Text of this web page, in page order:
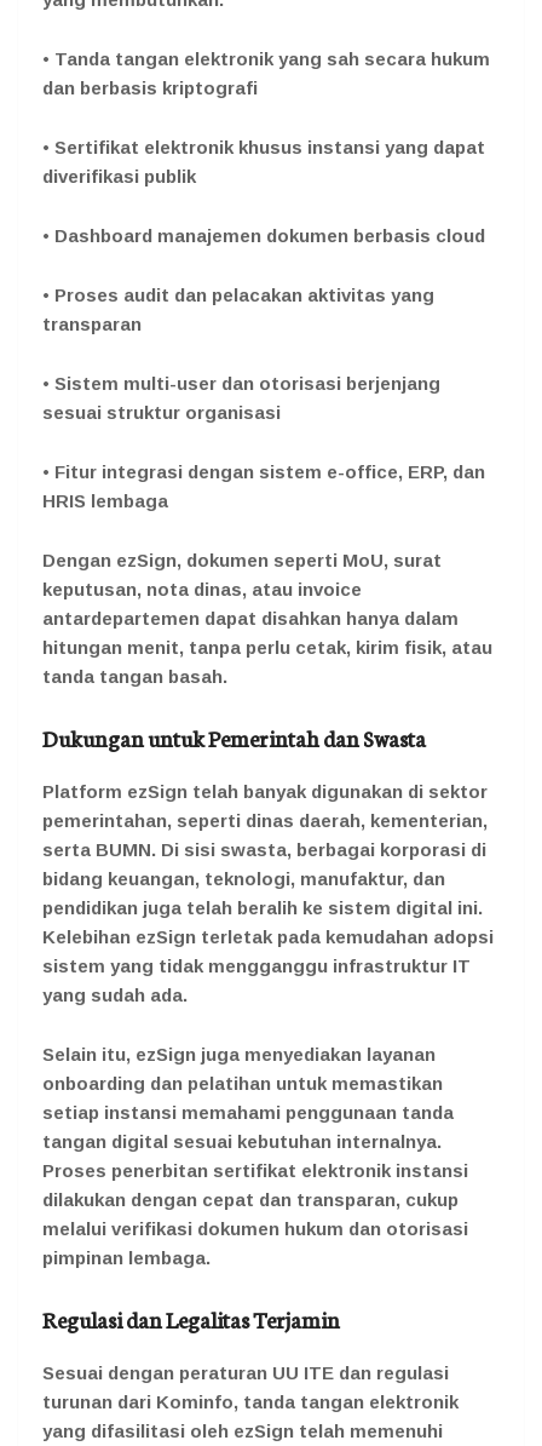
• Tanda tangan elektronik yang sah secara hukum
dan berbasis kriptografi
• Sertifikat elektronik khusus instansi yang dapat
diverifikasi publik
• Dashboard manajemen dokumen berbasis cloud
• Proses audit dan pelacakan aktivitas yang
transparan
• Sistem multi-user dan otorisasi berjenjang
sesuai struktur organisasi
• Fitur integrasi dengan sistem e-office, ERP, dan
HRIS lembaga
Dengan ezSign, dokumen seperti MoU, surat
keputusan, nota dinas, atau invoice
antardepartemen dapat disahkan hanya dalam
hitungan menit, tanpa perlu cetak, kirim fisik, atau
tanda tangan basah.
Dukungan untuk Pemerintah dan Swasta
Platform ezSign telah banyak digunakan di sektor
pemerintahan, seperti dinas daerah, kementerian,
serta BUMN. Di sisi swasta, berbagai korporasi di
bidang keuangan, teknologi, manufaktur, dan
pendidikan juga telah beralih ke sistem digital ini.
Kelebihan ezSign terletak pada kemudahan adopsi
sistem yang tidak mengganggu infrastruktur IT
yang sudah ada.
Selain itu, ezSign juga menyediakan layanan
onboarding dan pelatihan untuk memastikan
setiap instansi memahami penggunaan tanda
tangan digital sesuai kebutuhan internalnya.
Proses penerbitan sertifikat elektronik instansi
dilakukan dengan cepat dan transparan, cukup
melalui verifikasi dokumen hukum dan otorisasi
pimpinan lembaga.
Regulasi dan Legalitas Terjamin
Sesuai dengan peraturan UU ITE dan regulasi
turunan dari Kominfo, tanda tangan elektronik
yang difasilitasi oleh ezSign telah memenuhi